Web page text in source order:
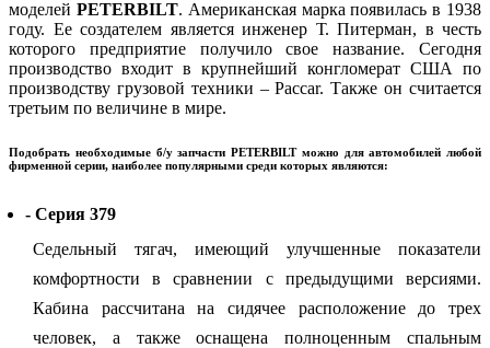
моделей PETERBILT. Американская марка появилась в 1938
году. Ее создателем является инженер Т. Питерман, в честь
которого предприятие получило свое название. Сегодня
производство входит в крупнейший конгломерат США по
производству грузовой техники – Paccar. Также он считается
третьим по величине в мире.
Подобрать необходимые б/у запчасти PETERBILT можно для автомобилей любой
фирменной серии, наиболее популярными среди которых являются:
- Серия 379
Седельный тягач, имеющий улучшенные показатели
комфортности в сравнении с предыдущими версиями.
Кабина рассчитана на сидячее расположение до трех
человек, а также оснащена полноценным спальным